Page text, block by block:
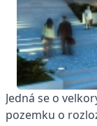
Jedná se o
pozemku o